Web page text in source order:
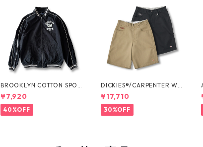
BROOKLYN COTTON SPOR
T JKT by Polo Ralph Laure
n
¥7,920
40%OFF
DICKIES®/CARPENTER WI
DE SHORTS -SEDAN ALL-P
URPOSE-
¥17,710
30%OFF